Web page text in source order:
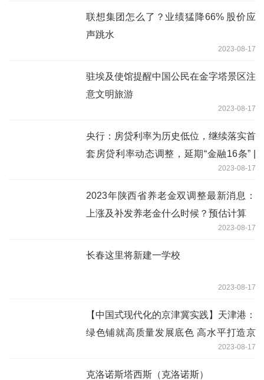
联想集团怎么了？业绩猛降66% 股价应
声跳水
2023-08-17
驻埃及使馆提醒中国公民在金字塔景区注
意文明旅游
2023-08-17
央行：房贷利率为历史低位，继续落实首
套房贷利率动态调整，延期“金融16条” |
2023-08-17
2023年陕西省养老金双调整最新消息：
上涨及补发养老金什么时候？预估计算
2023-08-17
长春这里将新建一学校
2023-08-17
【中国式现代化的京津冀实践】天津港：
绿色铺就高质量发展底色 高水平打造京
2023-08-17
克洛诺斯塔西斯（克洛诺斯）